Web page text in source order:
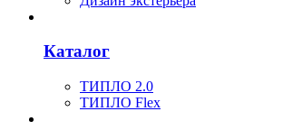
Каталог
ТИПЛО 2.0
ТИПЛО Flex